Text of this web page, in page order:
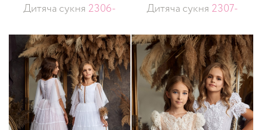
Дитяча сукня 2306- Дитяча сукня 2307-